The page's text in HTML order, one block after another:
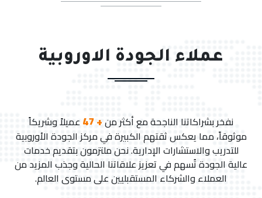
عملاء الجودة الاوروبية
نفخر بشراكاتنا الناجحة مع أكثر من+ 47
عميلاً وشريكاً
موثوقاً، مما يعكس ثقتهم الكبيرة في مركز الجودة الأوروبية
للتدريب والاستشارات الإدارية. نحن ملتزمون بتقديم خدمات
عالية الجودة تُسهم في تعزيز علاقاتنا الحالية وجذب المزيد من
العملاء والشركاء المستقبليين على مستوى العالم.